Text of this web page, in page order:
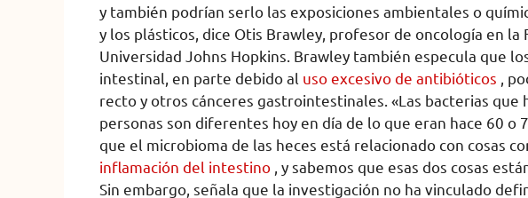
y también podrían serlo las exposiciones ambientales o
y los plásticos, dice Otis Brawley, profesor de oncología en la
Universidad Johns Hopkins. Brawley también especula que
intestinal, en parte debido al uso excesivo de antibióticos ,
recto y otros cánceres gastrointestinales. «Las bacterias que
personas son diferentes hoy en día de lo que eran hace 60 o
que el microbioma de las heces está relacionado con cosas
inflamación del intestino , y sabemos que esas dos cosas
Sin embargo, señala que la investigación no ha vinculado